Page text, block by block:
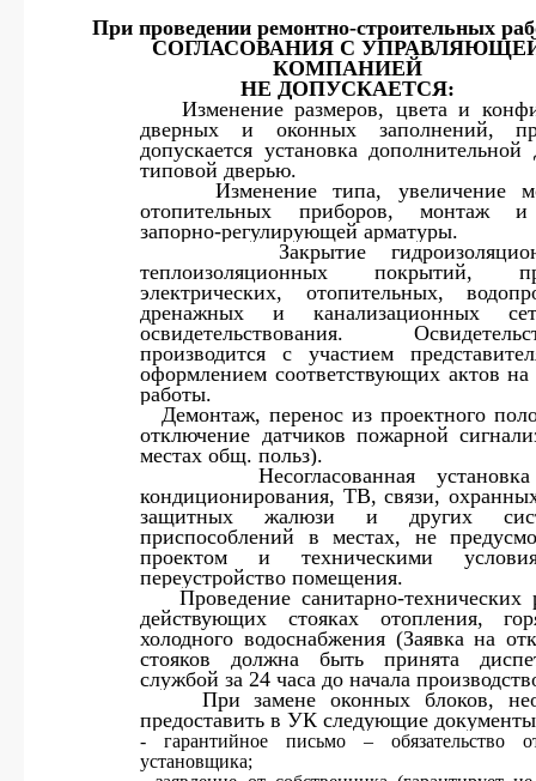
При проведении ремонтно-строительных
СОГЛАСОВАНИЯ С
КОМПАНИЕЙ
НЕ ДОПУСКАЕТСЯ:
Изменение размеров, цвета и
дверных и оконных заполнений,
допускается установка дополнительной
типовой дверью.
Изменение типа, увеличение
отопительных приборов, монтаж и
запорно-регулирующей арматуры.
Закрытие
теплоизоляционных покрытий,
электрических, отопительных,
дренажных и канализационных
освидетельствования.
производится с участием
оформлением соответствующих актов
работы.
Демонтаж, перенос из проектного
отключение датчиков пожарной
местах общ. польз).
Несогласованная
кондиционирования, ТВ, связи,
защитных жалюзи и других
приспособлений в местах, не
проектом и техническими
переустройство помещения.
Проведение санитарно-технических
действующих стояках отопления,
холодного водоснабжения (Заявка на
стояков должна быть принята
службой за 24 часа до начала
При замене оконных блоков,
предоставить в УК следующие
- гарантийное письмо – обязательство
установщика;